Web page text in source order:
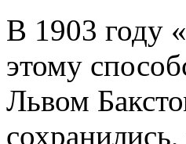
В 1903 году
этому
Львом